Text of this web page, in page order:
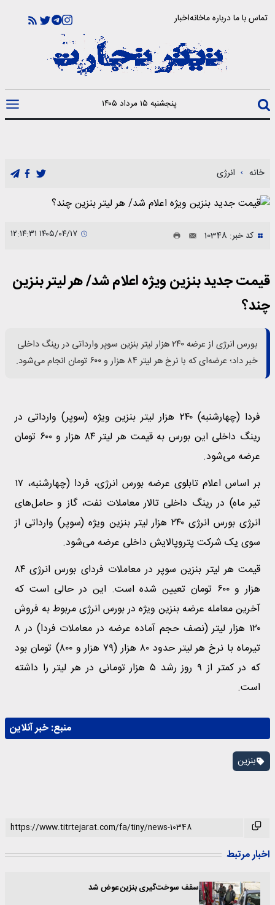
تماس با مادرباره ماخانهاخبار
پنجشنبه ۱۵ مرداد ۱۴۰۵
خانه انرژی
کد خبر: 10348
قیمت جدید بنزین ویژه اعلام شد/ هر لیتر بنزین
چند؟
بورس انرژی از عرضه ۲۴۰ هزار لیتر بنزین سوپر وارداتی در رینگ داخلی
خبر داد؛ عرضه‌ای که با نرخ هر لیتر ۸۴ هزار و ۶۰۰ تومان انجام می‌شود.
فردا (چهارشنبه) ۲۴۰ هزار لیتر بنزین ویژه (سوپر) وارداتی در
رینگ داخلی این بورس به قیمت هر لیتر ۸۴ هزار و ۶۰۰ تومان
عرضه می‌شود.
بر اساس اعلام تابلوی عرضه بورس انرژی، فردا (چهارشنبه، ۱۷
تیر ماه) در رینگ داخلی تالار معاملات نفت، گاز و حامل‌های
انرژی بورس انرژی ۲۴۰ هزار لیتر بنزین ویژه (سوپر) وارداتی از
سوی یک شرکت پتروپالایش داخلی عرضه می‌شود.
قیمت هر لیتر بنزین سوپر در معاملات فردای بورس انرژی ۸۴
هزار و ۶۰۰ تومان تعیین شده است. این در حالی است که
آخرین معامله عرضه بنزین ویژه در بورس انرژی مربوط به فروش
۱۲۰ هزار لیتر (نصف حجم آماده عرضه در معاملات فردا) در ۸
تیرماه با نرخ هر لیتر حدود ۸۰ هزار (۷۹ هزار و ۸۰۰) تومان بود
که در کمتر از ۹ روز رشد ۵ هزار تومانی در هر لیتر را داشته
است.
منبع:خبر آنلاین
بنزین
اخبار مرتبط
سقف سوخت‌گیری بنزین عوض شد